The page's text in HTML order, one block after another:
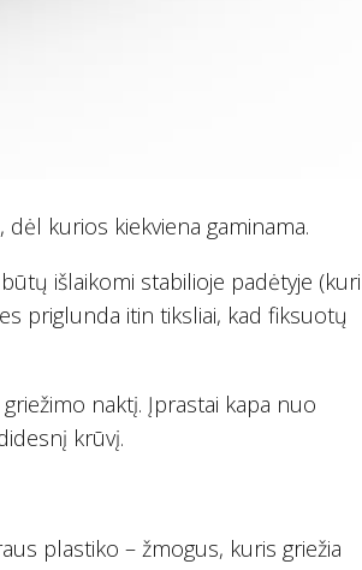
kurios kiekviena gaminama.
išlaikomi stabilioje padėtyje (kuri
priglunda itin tiksliai, kad fiksuotų
naktį. Įprastai kapa nuo
krūvį.
plastiko – žmogus, kuris griežia